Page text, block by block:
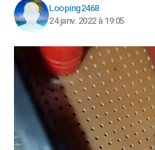
Looping2468
24 janv. 2022 à 19:05